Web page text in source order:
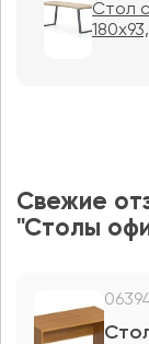
Стол
Свежие
"Столы